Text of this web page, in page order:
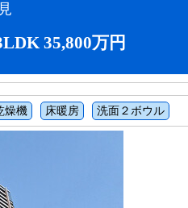
35,800万円
燥機 床暖房 洗面２ボウル